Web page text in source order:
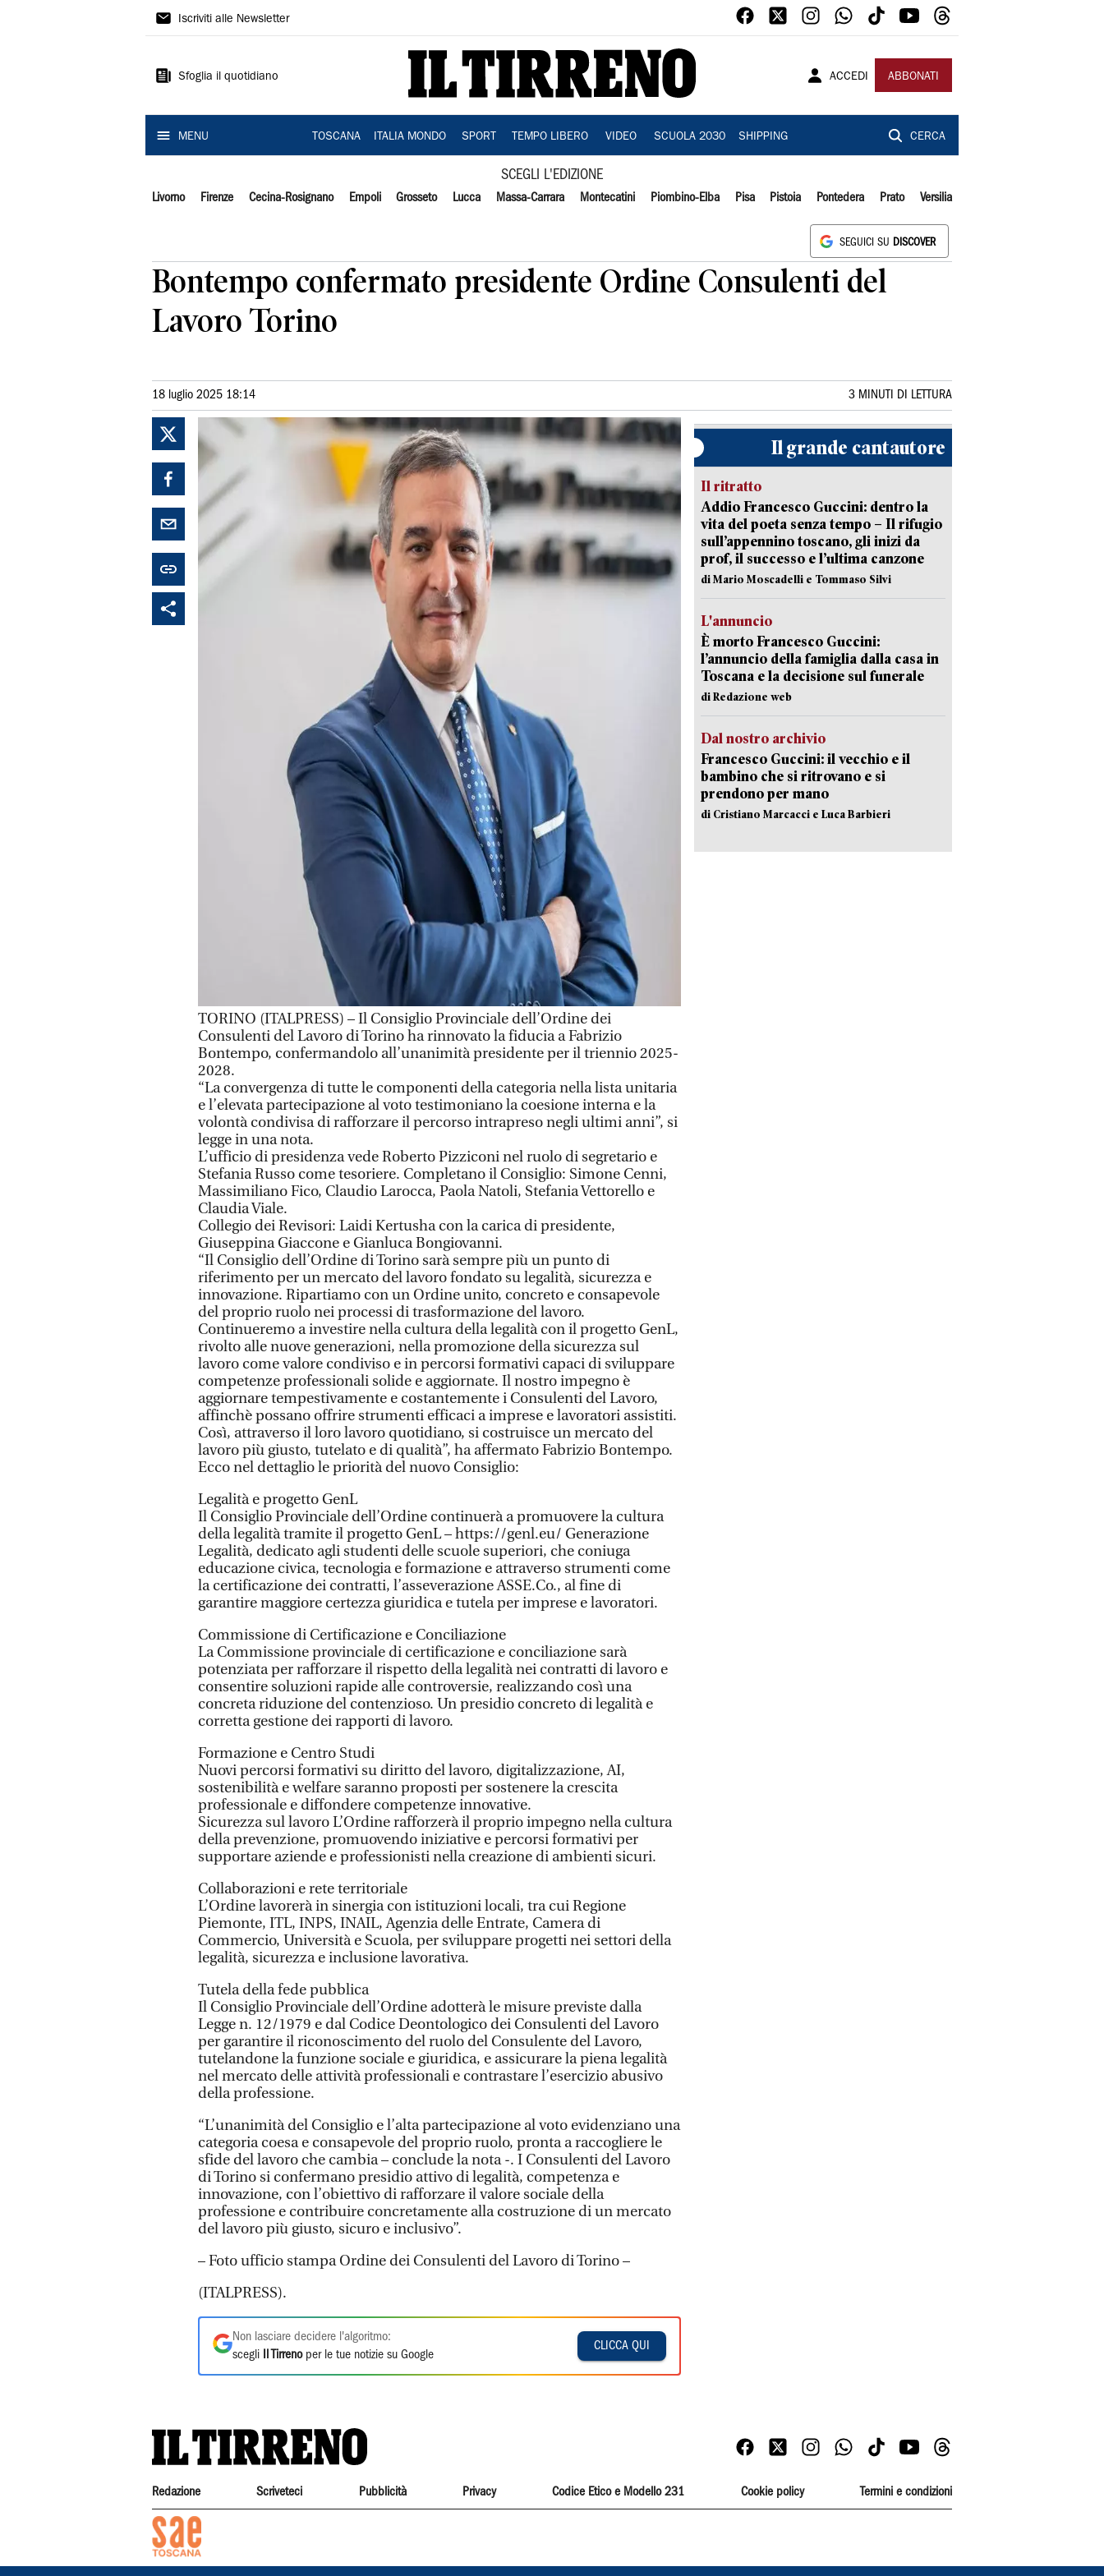
Il
Iscriviti alle Newsletter
Sfoglia il quotidiano ACCEDI ABBONATI
MENU TOSCANA ITALIA MONDO SPORT TEMPO LIBERO VIDEO SCUOLA 2030 SHIPPING CERCA
SCEGLI L'EDIZIONE
Livorno Firenze Cecina-Rosignano Empoli Grosseto Lucca Massa-Carrara Montecatini Piombino-Elba Pisa Pistoia Pontedera Prato Versilia
SEGUICI SU DISCOVER
Bontempo confermato presidente Ordine Consulenti del
Lavoro Torino
18 luglio 2025 18:14 3 MINUTI DI LETTURA
TORINO (ITALPRESS) – Il Consiglio Provinciale dell’Ordine dei
Consulenti del Lavoro di Torino ha rinnovato la fiducia a Fabrizio
Bontempo, confermandolo all’unanimità presidente per il triennio 2025-
2028.
“La convergenza di tutte le componenti della categoria nella lista unitaria
e l’elevata partecipazione al voto testimoniano la coesione interna e la
volontà condivisa di rafforzare il percorso intrapreso negli ultimi anni”, si
legge in una nota.
L’ufficio di presidenza vede Roberto Pizziconi nel ruolo di segretario e
Stefania Russo come tesoriere. Completano il Consiglio: Simone Cenni,
Massimiliano Fico, Claudio Larocca, Paola Natoli, Stefania Vettorello e
Claudia Viale.
Collegio dei Revisori: Laidi Kertusha con la carica di presidente,
Giuseppina Giaccone e Gianluca Bongiovanni.
“Il Consiglio dell’Ordine di Torino sarà sempre più un punto di
riferimento per un mercato del lavoro fondato su legalità, sicurezza e
innovazione. Ripartiamo con un Ordine unito, concreto e consapevole
del proprio ruolo nei processi di trasformazione del lavoro.
Continueremo a investire nella cultura della legalità con il progetto GenL,
rivolto alle nuove generazioni, nella promozione della sicurezza sul
lavoro come valore condiviso e in percorsi formativi capaci di sviluppare
competenze professionali solide e aggiornate. Il nostro impegno è
aggiornare tempestivamente e costantemente i Consulenti del Lavoro,
affinchè possano offrire strumenti efficaci a imprese e lavoratori assistiti.
Così, attraverso il loro lavoro quotidiano, si costruisce un mercato del
lavoro più giusto, tutelato e di qualità”, ha affermato Fabrizio Bontempo.
Ecco nel dettaglio le priorità del nuovo Consiglio:
Legalità e progetto GenL
Il Consiglio Provinciale dell’Ordine continuerà a promuovere la cultura
della legalità tramite il progetto GenL – https://genl.eu/ Generazione
Legalità, dedicato agli studenti delle scuole superiori, che coniuga
educazione civica, tecnologia e formazione e attraverso strumenti come
la certificazione dei contratti, l’asseverazione ASSE.Co., al fine di
garantire maggiore certezza giuridica e tutela per imprese e lavoratori.
Commissione di Certificazione e Conciliazione
La Commissione provinciale di certificazione e conciliazione sarà
potenziata per rafforzare il rispetto della legalità nei contratti di lavoro e
consentire soluzioni rapide alle controversie, realizzando così una
concreta riduzione del contenzioso. Un presidio concreto di legalità e
corretta gestione dei rapporti di lavoro.
Formazione e Centro Studi
Nuovi percorsi formativi su diritto del lavoro, digitalizzazione, AI,
sostenibilità e welfare saranno proposti per sostenere la crescita
professionale e diffondere competenze innovative.
Sicurezza sul lavoro L’Ordine rafforzerà il proprio impegno nella cultura
della prevenzione, promuovendo iniziative e percorsi formativi per
supportare aziende e professionisti nella creazione di ambienti sicuri.
Collaborazioni e rete territoriale
L’Ordine lavorerà in sinergia con istituzioni locali, tra cui Regione
Piemonte, ITL, INPS, INAIL, Agenzia delle Entrate, Camera di
Commercio, Università e Scuola, per sviluppare progetti nei settori della
legalità, sicurezza e inclusione lavorativa.
Tutela della fede pubblica
Il Consiglio Provinciale dell’Ordine adotterà le misure previste dalla
Legge n. 12/1979 e dal Codice Deontologico dei Consulenti del Lavoro
per garantire il riconoscimento del ruolo del Consulente del Lavoro,
tutelandone la funzione sociale e giuridica, e assicurare la piena legalità
nel mercato delle attività professionali e contrastare l’esercizio abusivo
della professione.
“L’unanimità del Consiglio e l’alta partecipazione al voto evidenziano una
categoria coesa e consapevole del proprio ruolo, pronta a raccogliere le
sfide del lavoro che cambia – conclude la nota -. I Consulenti del Lavoro
di Torino si confermano presidio attivo di legalità, competenza e
innovazione, con l’obiettivo di rafforzare il valore sociale della
professione e contribuire concretamente alla costruzione di un mercato
del lavoro più giusto, sicuro e inclusivo”.
– Foto ufficio stampa Ordine dei Consulenti del Lavoro di Torino –
(ITALPRESS).
Non lasciare decidere l'algoritmo:
scegli
Il Tirrenoper le tue notizie su Google
CLICCA QUI
Il grande cantautore
Il ritratto
Addio Francesco Guccini: dentro la
vita del poeta senza tempo – Il rifugio
sull’appennino toscano, gli inizi da
prof, il successo e l’ultima canzone
di Mario Moscadelli e Tommaso Silvi
L'annuncio
È morto Francesco Guccini:
l’annuncio della famiglia dalla casa in
Toscana e la decisione sul funerale
di Redazione web
Dal nostro archivio
Francesco Guccini: il vecchio e il
bambino che si ritrovano e si
prendono per mano
di Cristiano Marcacci e Luca Barbieri
Redazione Scriveteci Pubblicità Privacy Codice Etico e Modello 231 Cookie policy Termini e condizioni